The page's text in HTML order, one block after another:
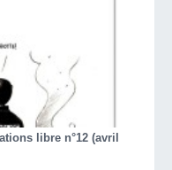
libre n°12 (avril